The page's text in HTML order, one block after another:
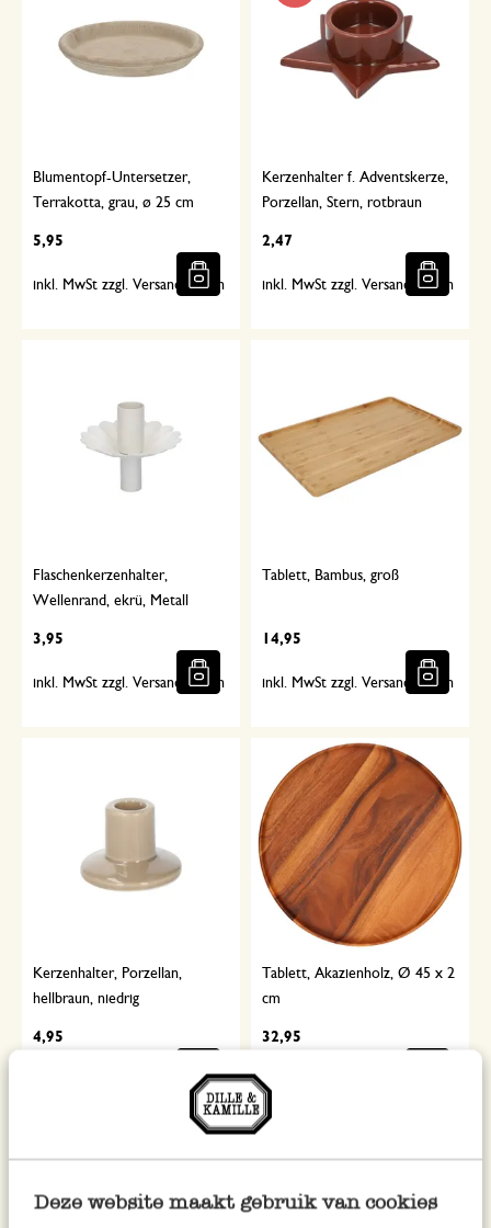
Deze website maakt gebruik van cookies
Blumentopf-Untersetzer,
Terrakotta, grau, ø 25 cm
5,95
inkl. MwSt zzgl. Versandkosten
Kerzenhalter f. Adventskerze,
Porzellan, Stern, rotbraun
2,47
inkl. MwSt zzgl. Versandkosten
Flaschenkerzenhalter,
Wellenrand, ekrü, Metall
3,95
inkl. MwSt zzgl. Versandkosten
Tablett, Bambus, groß
14,95
inkl. MwSt zzgl. Versandkosten
Kerzenhalter, Porzellan,
hellbraun, niedrig
4,95
inkl. MwSt zzgl. Versandkosten
Tablett, Akazienholz, Ø 45 x 2
cm
32,95
inkl. MwSt zzgl. Versandkosten